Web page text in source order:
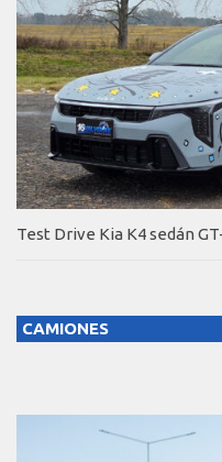
Test Drive Kia K4 sedán
CAMIONES